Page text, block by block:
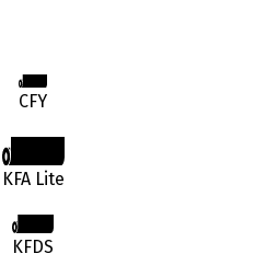
CFY
KFA Lite
KFDS